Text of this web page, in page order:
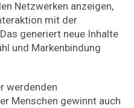
Netzwerken anzeigen,
mit der
generiert neue Inhalte
und Markenbindung
werdenden
Menschen gewinnt auch